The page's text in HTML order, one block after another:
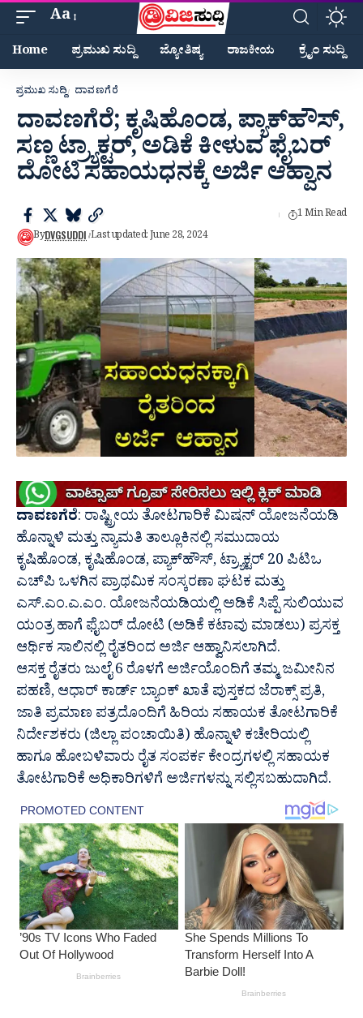
Aa
Home ಪ್ರಮುಖ ಸುದ್ದಿ ಜ್ಯೋತಿಷ್ಯ ರಾಜಕೀಯ ಕ್ರೈಂ ಸುದ್ದಿ
ಪ್ರಮುಖ ಸುದ್ದಿ ದಾವಣಗೆರೆ
ದಾವಣಗೆರೆ; ಕೃಷಿಹೊಂಡ, ಪ್ಯಾಕ್‍ಹೌಸ್,
ಸಣ್ಣ ಟ್ರ್ಯಾಕ್ಟರ್, ಅಡಿಕೆ ಕೀಳುವ ಫೈಬರ್
ದೋಟಿ ಸಹಾಯಧನಕ್ಕೆ ಅರ್ಜಿ ಆಹ್ವಾನ
ByDVGSUDDI Last updated: June 28, 2024
1 Min Read
ದಾವಣಗೆರೆ: ರಾಷ್ಟ್ರೀಯ ತೋಟಗಾರಿಕೆ ಮಿಷನ್ ಯೋಜನೆಯಡಿ
ಹೊನ್ನಾಳಿ ಮತ್ತು ನ್ಯಾಮತಿ ತಾಲ್ಲೂಕಿನಲ್ಲಿ ಸಮುದಾಯ
ಕೃಷಿಹೊಂಡ, ಕೃಷಿಹೊಂಡ, ಪ್ಯಾಕ್‍ಹೌಸ್, ಟ್ರ್ಯಾಕ್ಟರ್ 20 ಪಿಟಿಒ
ಎಚ್‍ಪಿ ಒಳಗಿನ ಪ್ರಾಥಮಿಕ ಸಂಸ್ಕರಣಾ ಘಟಕ ಮತ್ತು
ಎಸ್.ಎಂ.ಎ.ಎಂ. ಯೋಜನೆಯಡಿಯಲ್ಲಿ ಅಡಿಕೆ ಸಿಪ್ಪೆ ಸುಲಿಯುವ
ಯಂತ್ರ ಹಾಗೆ ಫೈಬರ್ ದೋಟಿ (ಅಡಿಕೆ ಕಟಾವು ಮಾಡಲು) ಪ್ರಸಕ್ತ
ಆರ್ಥಿಕ ಸಾಲಿನಲ್ಲಿ ರೈತರಿಂದ ಅರ್ಜಿ ಆಹ್ವಾನಿಸಲಾಗಿದೆ.
ಆಸಕ್ತ ರೈತರು ಜುಲೈ 6 ರೊಳಗೆ ಅರ್ಜಿಯೊಂದಿಗೆ ತಮ್ಮ ಜಮೀನಿನ
ಪಹಣಿ, ಆಧಾರ್ ಕಾರ್ಡ್ ಬ್ಯಾಂಕ್ ಖಾತೆ ಪುಸ್ತಕದ ಜೆರಾಕ್ಸ್ ಪ್ರತಿ,
ಜಾತಿ ಪ್ರಮಾಣ ಪತ್ರದೊಂದಿಗೆ ಹಿರಿಯ ಸಹಾಯಕ ತೋಟಗಾರಿಕೆ
ನಿರ್ದೇಶಕರು (ಜಿಲ್ಲಾ ಪಂಚಾಯಿತಿ) ಹೊನ್ನಾಳಿ ಕಚೇರಿಯಲ್ಲಿ
ಹಾಗೂ ಹೋಬಳಿವಾರು ರೈತ ಸಂಪರ್ಕ ಕೇಂದ್ರಗಳಲ್ಲಿ ಸಹಾಯಕ
ತೋಟಗಾರಿಕೆ ಅಧಿಕಾರಿಗಳಿಗೆ ಅರ್ಜಿಗಳನ್ನು ಸಲ್ಲಿಸಬಹುದಾಗಿದೆ.